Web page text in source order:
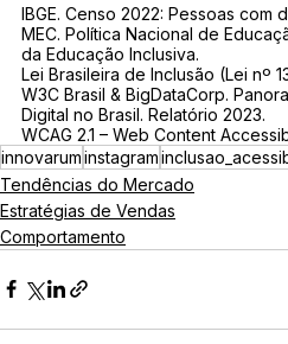
IBGE. Censo 2022: Pessoas com
MEC. Política Nacional de
da Educação Inclusiva.
Lei Brasileira de Inclusão (Lei nº
W3C Brasil & BigDataCorp.
Digital no Brasil. Relatório 2023.
WCAG 2.1 – Web Content
innovaruminstagram
Tendências do Mercado
Estratégias de Vendas
Comportamento